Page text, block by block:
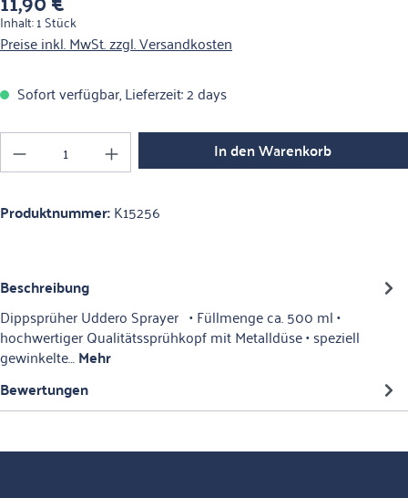
Inhalt:1 Stück
Preise inkl. MwSt. zzgl. Versandkosten
Sofort verfügbar, Lieferzeit: 2 days
Produkt Anzahl: Gib den gewünschten Wert
In den Warenkorb
Produktnummer:K15256
Beschreibung
Dippsprüher Uddero Sprayer • Füllmenge ca. 500 ml •
hochwertiger Qualitätssprühkopf mit Metalldüse • speziell
gewinkelte…Mehr
Bewertungen